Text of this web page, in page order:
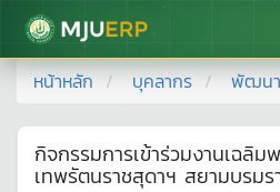
มหาวิทยาลัยแม่โจ้
หน้าหลัก บุคลากร พัฒนา
กิจกรรมการเข้าร่วมงานเฉลิม
เทพรัตนราชสุดาฯ สยามบรมร